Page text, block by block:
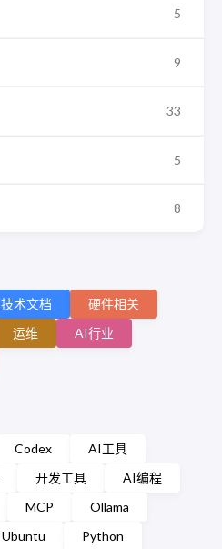
5
9
33
5
8
技术文档
硬件相关
运维
AI行业
Codex
AI工具
开发工具
AI编程
MCP
Ollama
Ubuntu Python